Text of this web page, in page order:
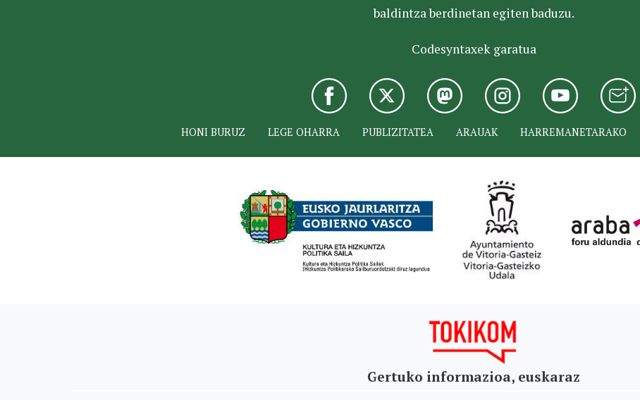
baldintza berdinetan egiten baduzu.
Codesyntaxek garatua
HONI BURUZ LEGE OHARRA PUBLIZITATEA ARAUAK HARREMANETARAKO
Gertuko informazioa, euskaraz